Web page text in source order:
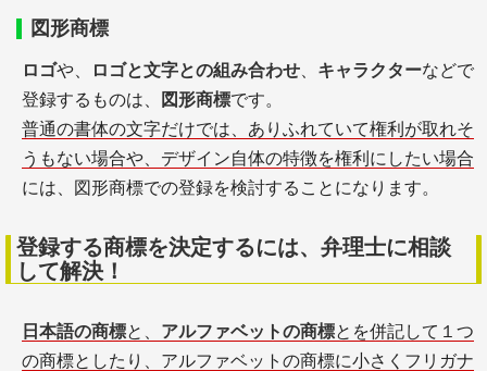
図形商標
ロゴや、 ロゴと文字との組み合わせ キャラクターなどで
登録するものは、
図形商標です。
普通の書体の文字だけでは、ありふれていて権利が取れそ
うもない場合や、デザイン自体の特徴を権利にしたい場合
には、図形商標での登録を検討することになります。
登録する商標を決定するには、弁理士に相談
して解決！
日本語の商標と、 アルファベットの商標とを併記して１つ
の商標としたり、アルファベットの商標に小さくフリガナ